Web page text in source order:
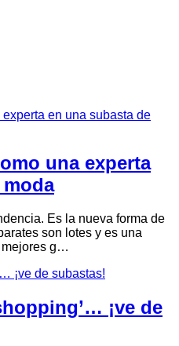
una experta
Es la nueva forma de
son lotes y es una
mejores g…
¡ve de